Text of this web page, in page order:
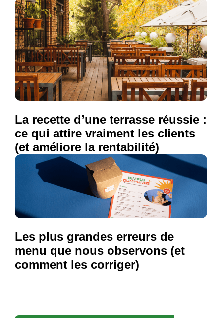
La recette d’une terrasse réussie :
ce qui attire vraiment les clients
(et améliore la rentabilité)
Les plus grandes erreurs de
menu que nous observons (et
comment les corriger)